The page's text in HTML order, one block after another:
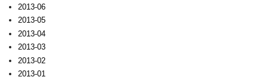
2013-06
2013-05
2013-04
2013-03
2013-02
2013-01